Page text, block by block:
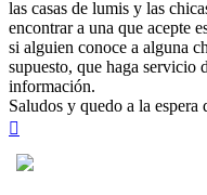
las casas de lumis y las
encontrar a una que acepte
si alguien conoce a alguna
supuesto, que haga servicio
información.
Saludos y quedo a la espera